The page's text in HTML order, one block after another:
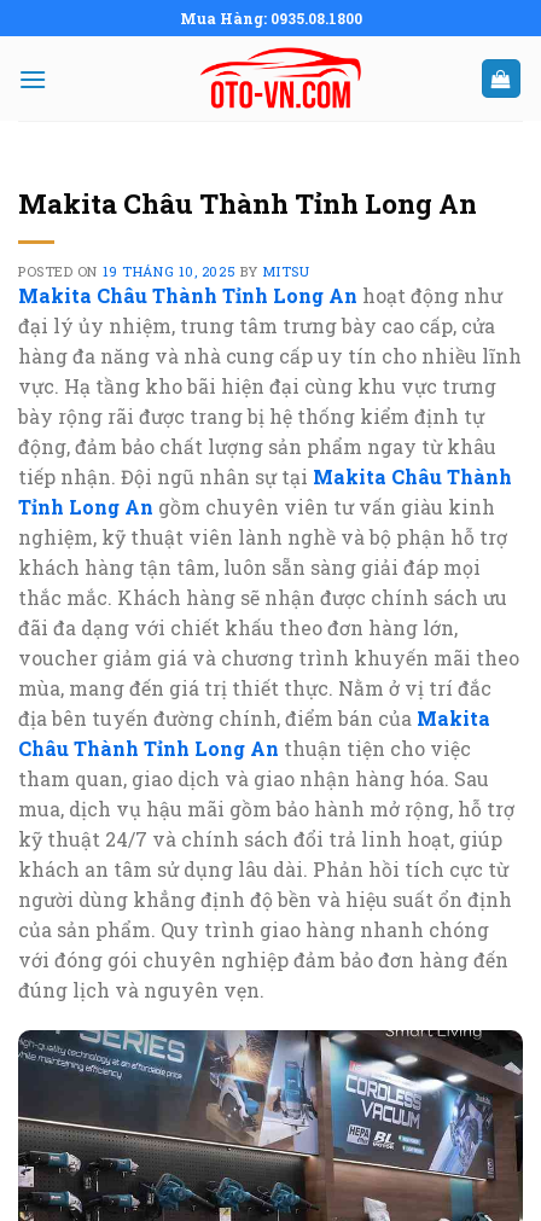
to
content
Mua Hàng: 0935.08.1800
Makita Châu Thành Tỉnh Long An
POSTED ON 19 THÁNG 10, 2025 BY MITSU
Makita Châu Thành Tỉnh Long An hoạt động như
đại lý ủy nhiệm, trung tâm trưng bày cao cấp, cửa
hàng đa năng và nhà cung cấp uy tín cho nhiều lĩnh
vực. Hạ tầng kho bãi hiện đại cùng khu vực trưng
bày rộng rãi được trang bị hệ thống kiểm định tự
động, đảm bảo chất lượng sản phẩm ngay từ khâu
tiếp nhận. Đội ngũ nhân sự tại Makita Châu Thành
Tỉnh Long An gồm chuyên viên tư vấn giàu kinh
nghiệm, kỹ thuật viên lành nghề và bộ phận hỗ trợ
khách hàng tận tâm, luôn sẵn sàng giải đáp mọi
thắc mắc. Khách hàng sẽ nhận được chính sách ưu
đãi đa dạng với chiết khấu theo đơn hàng lớn,
voucher giảm giá và chương trình khuyến mãi theo
mùa, mang đến giá trị thiết thực. Nằm ở vị trí đắc
địa bên tuyến đường chính, điểm bán của Makita
Châu Thành Tỉnh Long An thuận tiện cho việc
tham quan, giao dịch và giao nhận hàng hóa. Sau
mua, dịch vụ hậu mãi gồm bảo hành mở rộng, hỗ trợ
kỹ thuật 24/7 và chính sách đổi trả linh hoạt, giúp
khách an tâm sử dụng lâu dài. Phản hồi tích cực từ
người dùng khẳng định độ bền và hiệu suất ổn định
của sản phẩm. Quy trình giao hàng nhanh chóng
với đóng gói chuyên nghiệp đảm bảo đơn hàng đến
đúng lịch và nguyên vẹn.